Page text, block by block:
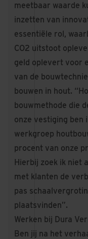
meetbaar waarde
inzetten van
essentiële rol,
CO2 uitstoot
geld oplevert voor
van de
bouwen in hout.
bouwmethode die
onze vestiging ben
werkgroep
procent van onze
Hierbij zoek ik niet
met klanten de
pas
plaatsvinden”.
Werken bij Dura
Ben jij na het